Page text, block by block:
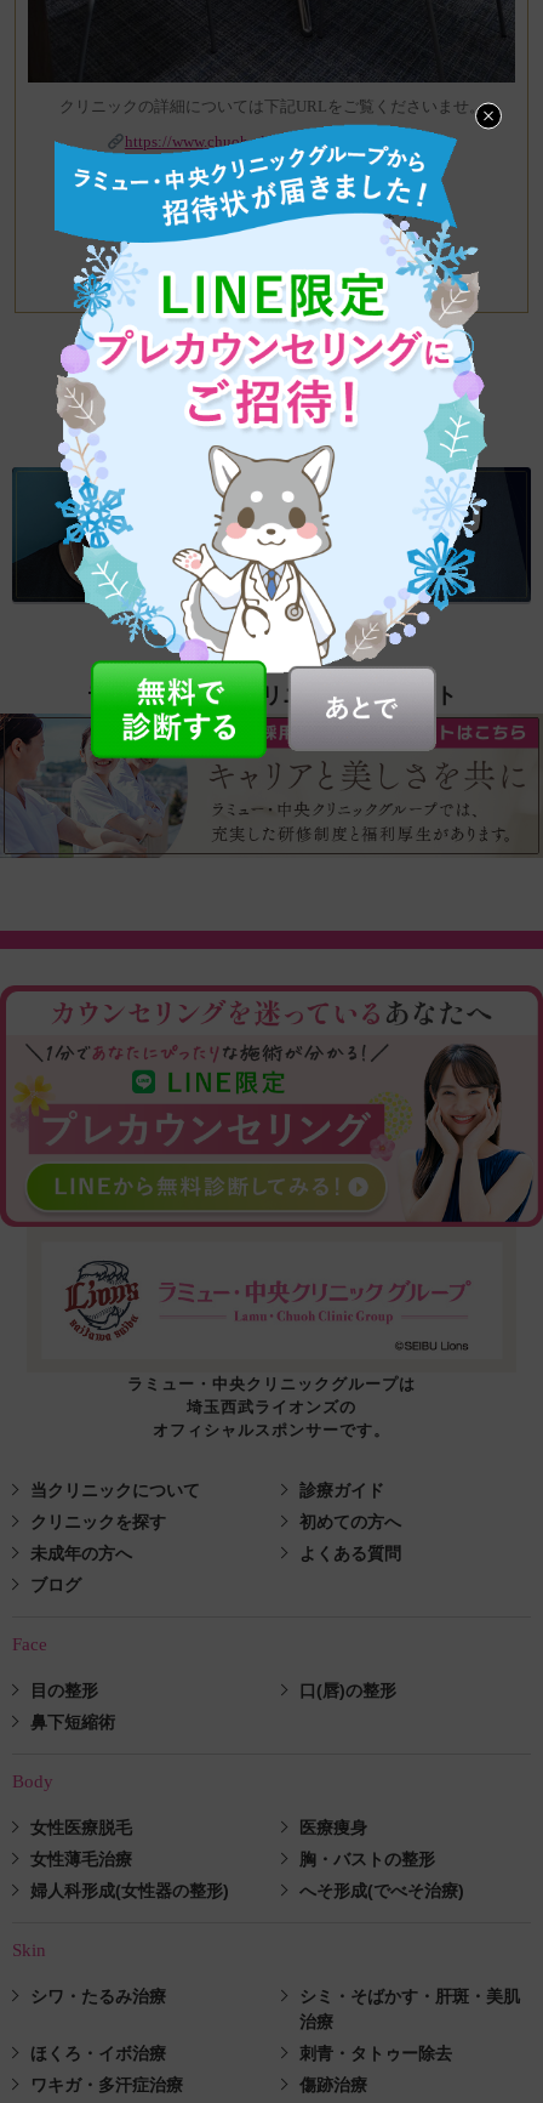
クリニックの詳細については下記URLをご覧くださいませ。
https://www.chuoh-clinic.co.jp/kagoshimalamu
皆様のご利用を心よりお待ちしております。
＜ Prev Next ＞
ラミュー・中央クリニックメンズサイト
ラミュー・中央クリニック求人サイト
ラミュー・中央クリニックグループは
埼玉西武ライオンズの
オフィシャルスポンサーです。
当クリニックについて
診療ガイド
クリニックを探す
初めての方へ
未成年の方へ
よくある質問
ブログ
Face
目の整形
口(唇)の整形
鼻下短縮術
Body
女性医療脱毛
医療痩身
女性薄毛治療
胸・バストの整形
婦人科形成(女性器の整形)
へそ形成(でべそ治療)
Skin
シワ・たるみ治療
シミ・そばかす・肝斑・美肌
治療
ほくろ・イボ治療
刺青・タトゥー除去
ワキガ・多汗症治療
傷跡治療